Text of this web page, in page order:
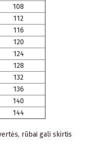
108
112
116
120
124
128
132
136
140
144
rūbai gali skirtis